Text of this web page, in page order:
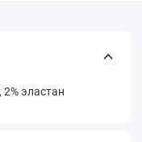
эластан